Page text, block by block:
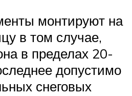
монтируют на
в том случае,
в пределах 20-
допустимо
снеговых